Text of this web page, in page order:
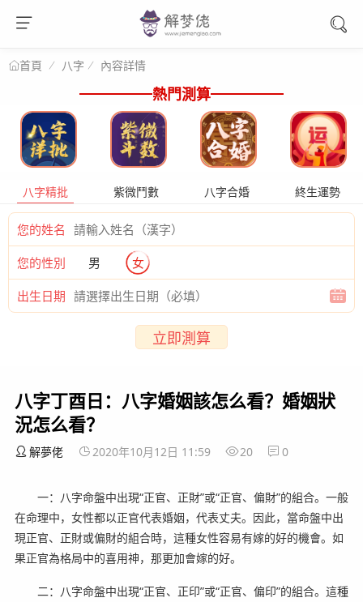
首頁 八字 內容詳情
熱門測算
八字精批 紫微鬥數 八字合婚 終生運勢
您的姓名
您的性別 男 女
出生日期
立即測算
八字丁酉日：八字婚姻該怎么看？婚姻狀
況怎么看？
解夢佬 2020年10月12日 11:59 20 0
一：八字命盤中出現“正官、正財”或“正官、偏財”的組合。一般
在命理中，女性都以正官代表婚姻，代表丈夫。因此，當命盤中出
現正官、正財或偏財的組合時，這種女性容易有嫁的好的機會。如
果正官為格局中的喜用神，那更加會嫁的好。
二：八字命盤中出現“正官、正印”或“正官、偏印”的組合。這種